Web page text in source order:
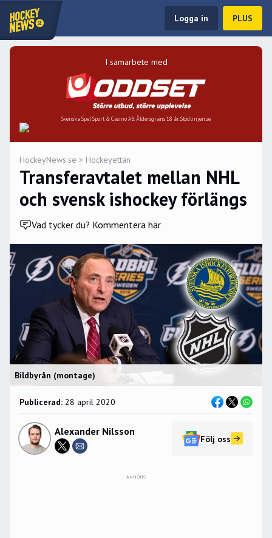
Logga in PLUS
I samarbete med
Svenska Spel Sport & Casino AB. Åldersgräns 18 år. Stödlinjen.se
HockeyNews.se > Hockeyettan
Transferavtalet mellan NHL
och svensk ishockey förlängs
Vad tycker du? Kommentera här
Bildbyrån (montage)
Publicerad: 28 april 2020
Alexander Nilsson
Följ oss
ANNONS